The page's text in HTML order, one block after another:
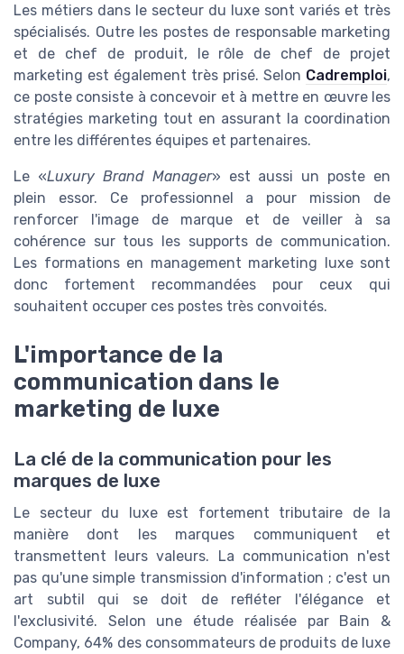
Les métiers dans le secteur du luxe sont variés et très
spécialisés. Outre les postes de responsable marketing
et de chef de produit, le rôle de chef de projet
marketing est également très prisé. Selon Cadremploi,
ce poste consiste à concevoir et à mettre en œuvre les
stratégies marketing tout en assurant la coordination
entre les différentes équipes et partenaires.
Le «Luxury Brand Manager» est aussi un poste en
plein essor. Ce professionnel a pour mission de
renforcer l'image de marque et de veiller à sa
cohérence sur tous les supports de communication.
Les formations en management marketing luxe sont
donc fortement recommandées pour ceux qui
souhaitent occuper ces postes très convoités.
L'importance de la
communication dans le
marketing de luxe
La clé de la communication pour les
marques de luxe
Le secteur du luxe est fortement tributaire de la
manière dont les marques communiquent et
transmettent leurs valeurs. La communication n'est
pas qu'une simple transmission d'information ; c'est un
art subtil qui se doit de refléter l'élégance et
l'exclusivité. Selon une étude réalisée par Bain &
Company, 64% des consommateurs de produits de luxe